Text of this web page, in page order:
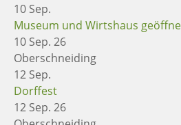
10 Sep.
Museum und Wirtshaus
10 Sep. 26
Oberschneiding
12 Sep.
Dorffest
12 Sep. 26